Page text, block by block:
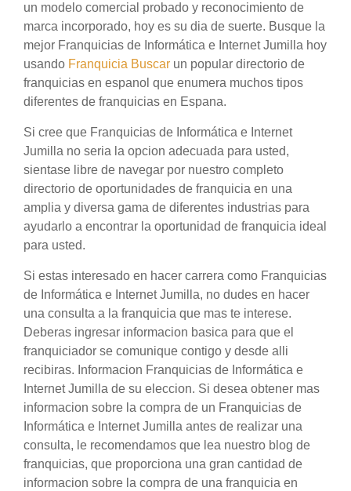
un modelo comercial probado y reconocimiento de
marca incorporado, hoy es su dia de suerte. Busque la
mejor Franquicias de Informática e Internet Jumilla hoy
usando Franquicia Buscar un popular directorio de
franquicias en espanol que enumera muchos tipos
diferentes de franquicias en Espana.
Si cree que Franquicias de Informática e Internet
Jumilla no seria la opcion adecuada para usted,
sientase libre de navegar por nuestro completo
directorio de oportunidades de franquicia en una
amplia y diversa gama de diferentes industrias para
ayudarlo a encontrar la oportunidad de franquicia ideal
para usted.
Si estas interesado en hacer carrera como Franquicias
de Informática e Internet Jumilla, no dudes en hacer
una consulta a la franquicia que mas te interese.
Deberas ingresar informacion basica para que el
franquiciador se comunique contigo y desde alli
recibiras. Informacion Franquicias de Informática e
Internet Jumilla de su eleccion. Si desea obtener mas
informacion sobre la compra de un Franquicias de
Informática e Internet Jumilla antes de realizar una
consulta, le recomendamos que lea nuestro blog de
franquicias, que proporciona una gran cantidad de
informacion sobre la compra de una franquicia en